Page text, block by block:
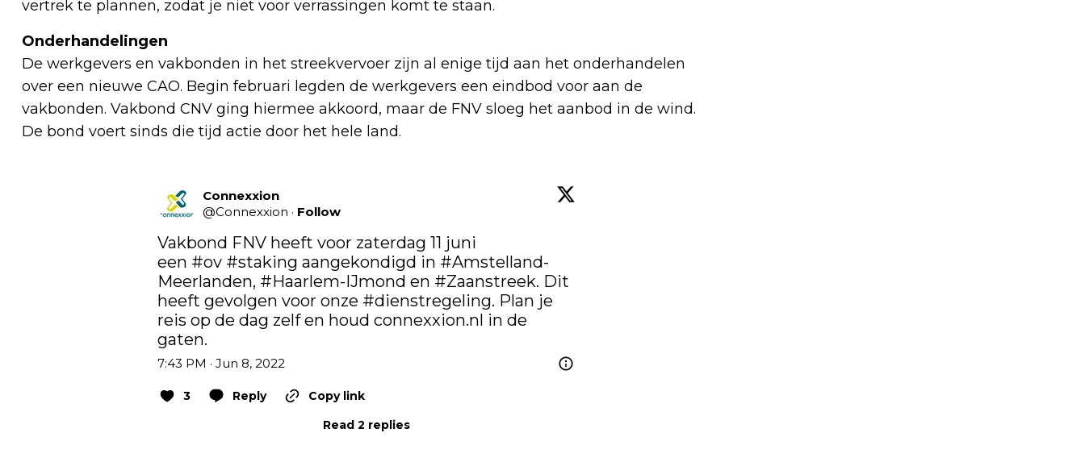
vertrek te plannen, zodat je niet voor verrassingen komt te staan.
Onderhandelingen
De werkgevers en vakbonden in het streekvervoer zijn al enige tijd aan het onderhandelen
over een nieuwe CAO. Begin februari legden de werkgevers een eindbod voor aan de
vakbonden. Vakbond CNV ging hiermee akkoord, maar de FNV sloeg het aanbod in de wind.
De bond voert sinds die tijd actie door het hele land.
Connexxion
@Connexxion · Follow
Vakbond FNV heeft voor zaterdag 11 juni
een #ov #staking aangekondigd in #Amstelland-
Meerlanden, #Haarlem-IJmond en #Zaanstreek. Dit
heeft gevolgen voor onze #dienstregeling. Plan je
reis op de dag zelf en houd connexxion.nl in de
gaten.
7:43 PM · Jun 8, 2022
3 Reply
Copy link
Read 2 replies